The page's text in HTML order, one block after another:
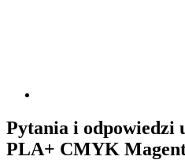
Pytania i odpowiedzi
PLA+ CMYK